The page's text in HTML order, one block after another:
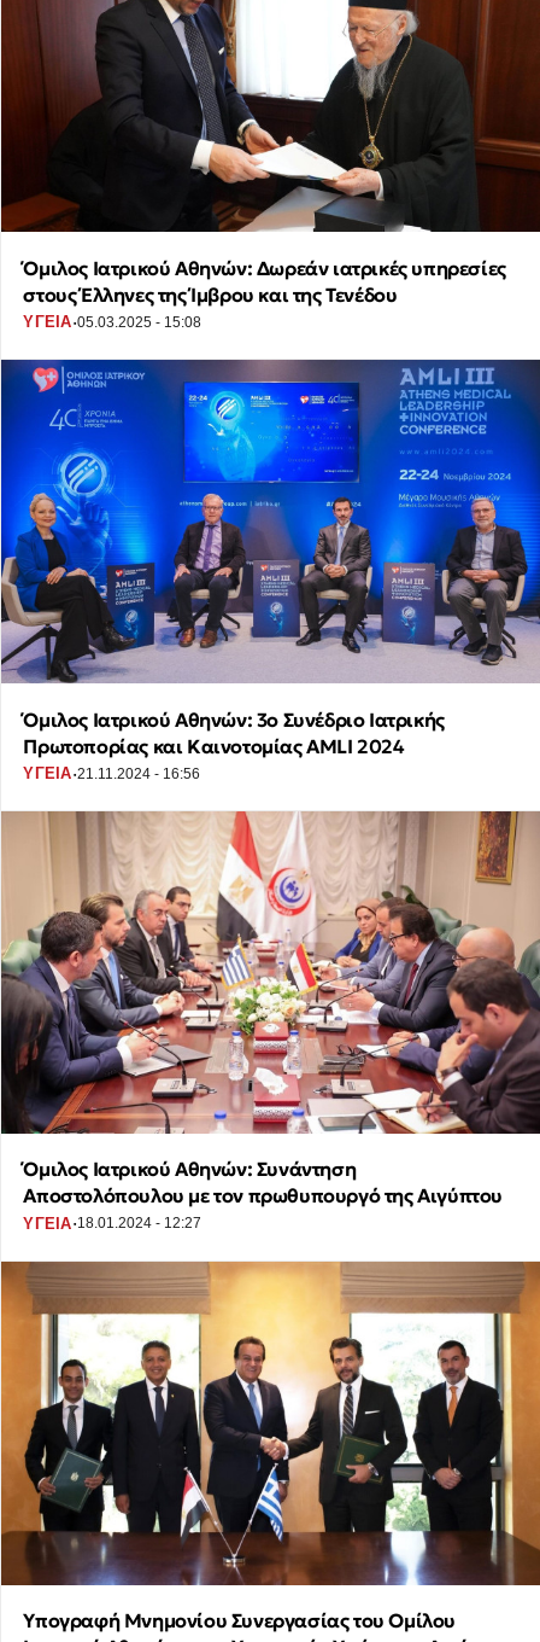
Όμιλος Ιατρικού Αθηνών: Δωρεάν ιατρικές υπηρεσίες
στους Έλληνες της Ίμβρου και της Τενέδου
ΥΓΕΙΑ·05.03.2025 - 15:08
Όμιλος Ιατρικού Αθηνών: 3ο Συνέδριο Ιατρικής
Πρωτοπορίας και Καινοτομίας AMLI 2024
ΥΓΕΙΑ·21.11.2024 - 16:56
Όμιλος Ιατρικού Αθηνών: Συνάντηση
Αποστολόπουλου με τον πρωθυπουργό της Αιγύπτου
ΥΓΕΙΑ·18.01.2024 - 12:27
Υπογραφή Mνημονίου Συνεργασίας του Ομίλου